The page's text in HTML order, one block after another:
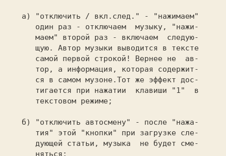
а) "отключить / вкл.след."
- "нажимаем"
      тигается при нажатии  клавиши
"1"
в
б) "отключить автосмену"
- после "нажа-